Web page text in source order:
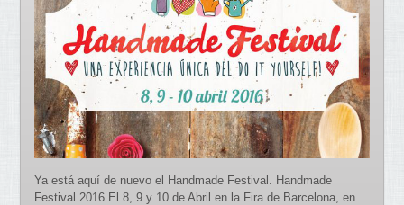
Ya está aquí de nuevo el Handmade Festival. Handmade
Festival 2016 El 8, 9 y 10 de Abril en la Fira de Barcelona, en